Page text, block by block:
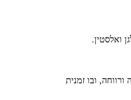
ואלסטין.
ובו זמנית